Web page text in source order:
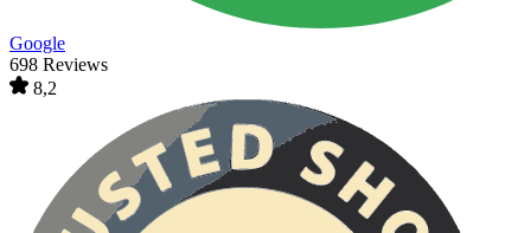
Google
698 Reviews
8,2